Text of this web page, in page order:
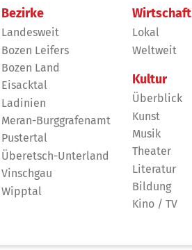
Bezirke
Landesweit
Bozen Leifers
Bozen Land
Eisacktal
Ladinien
Meran-Burggrafenamt
Pustertal
Überetsch-Unterland
Vinschgau
Wipptal
Wirtschaft
Lokal
Weltweit
Kultur
Überblick
Kunst
Musik
Theater
Literatur
Bildung
Kino / TV